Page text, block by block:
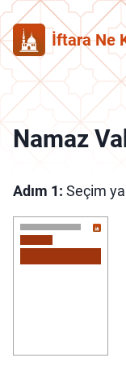
İftara Ne
Namaz
Adım 1: Seçim